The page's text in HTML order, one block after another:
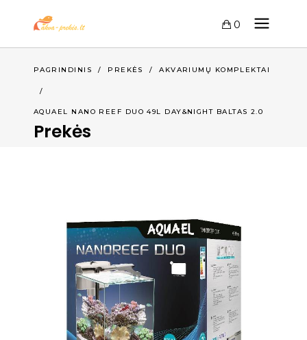
0
PAGRINDINIS / PREKĖS /AKVARIUMŲ KOMPLEKTAI
/
AQUAEL NANO REEF DUO 49L DAY&NIGHT BALTAS 2.0
Prekės